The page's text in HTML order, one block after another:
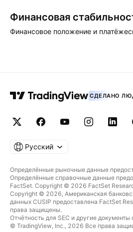
Финансовая
Финансовое положение и
СДЕЛАНО
Русский
Определённые рыночные данные
Определённые справочные данные
FactSet. Copyright © 2026 FactSet
Copyright © 2026, Американская
данных CUSIP предоставлена FactSet
права защищены.
Отчётность для SEC и другие документы
© TradingView, Inc., 2026 Все права